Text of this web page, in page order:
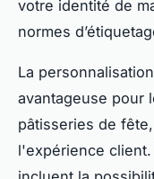
votre identité de
normes
La
avantageuse pour
pâtisseries de
l'expérience